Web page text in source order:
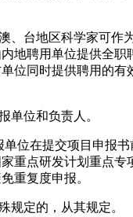
、台地区科学家可作
地聘用单位提供全职
位同时提供聘用的有
单位和负责人。
单位在提交项目申报书
重点研发计划重点专
重复度申报。
规定的，从其规定。